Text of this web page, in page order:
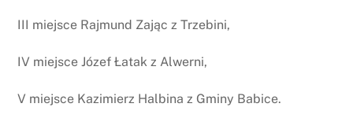
III miejsce Rajmund Zając z Trzebini,
IV miejsce Józef Łatak z Alwerni,
V miejsce Kazimierz Halbina z Gminy Babice.